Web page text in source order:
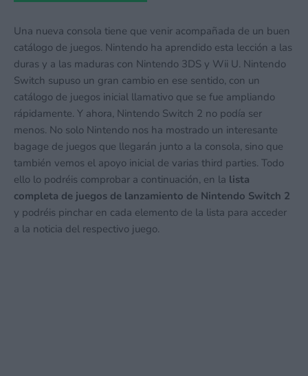
Una nueva consola tiene que venir acompañada de un buen
catálogo de juegos. Nintendo ha aprendido esta lección a las
duras y a las maduras con Nintendo 3DS y Wii U. Nintendo
Switch supuso un gran cambio en ese sentido, con un
catálogo de juegos inicial llamativo que se fue ampliando
rápidamente. Y ahora, Nintendo Switch 2 no podía ser
menos. No solo Nintendo nos ha mostrado un interesante
bagage de juegos que llegarán junto a la consola, sino que
también vemos el apoyo inicial de varias third parties. Todo
ello lo podréis comprobar a continuación, en la lista
completa de juegos de lanzamiento de Nintendo Switch 2
y podréis pinchar en cada elemento de la lista para acceder
a la noticia del respectivo juego.